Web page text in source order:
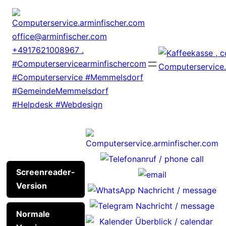
Zum
Inhalt
springen
Screenreader-
Version
Normale